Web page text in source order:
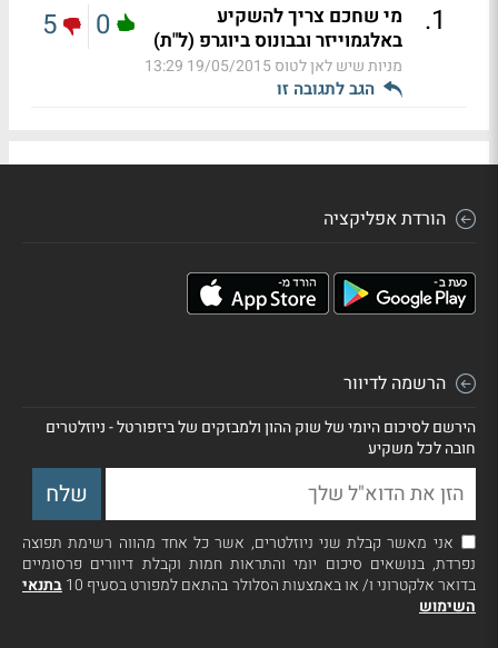
1
.
מי שחכם צריך להשקיע
באלגמוייזר ובבונוס ביוגרפ (ל"ת)
מניות שיש לאן לטוס19/05/2015 13:29
הגב לתגובה זו
0
5
הורדת אפליקציה
הרשמה לדיוור
הירשם לסיכום היומי של שוק ההון ולמבזקים של ביזפורטל - ניוזלטרים
חובה לכל משקיע
אני מאשר קבלת שני ניוזלטרים, אשר כל אחד מהווה רשימת תפוצה
נפרדת, בנושאים סיכום יומי והתראות חמות וקבלת דיוורים פרסומיים
בדואר אלקטרוני ו/ או באמצעות הסלולר בהתאם למפורט בסעיף 10
בתנאי
השימוש